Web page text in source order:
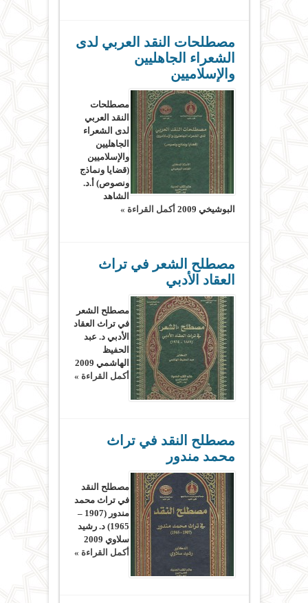
مصطلحات النقد العربي لدى
الشعراء الجاهليين
والإسلاميين
مصطلحات
النقد العربي
لدى الشعراء
الجاهليين
والإسلاميين
(قضايا ونماذج
ونصوص) أ.د.
الشاهد
البوشيخي 2009
أكمل القراءة »
مصطلح الشعر في تراث
العقاد الأدبي
مصطلح الشعر
في تراث العقاد
الأدبي د. عبد
الحفيظ
الهاشمي 2009
أكمل القراءة »
مصطلح النقد في تراث
محمد مندور
مصطلح النقد
في تراث محمد
مندور (1907 –
1965) د. رشيد
سلاوي 2009
أكمل القراءة »